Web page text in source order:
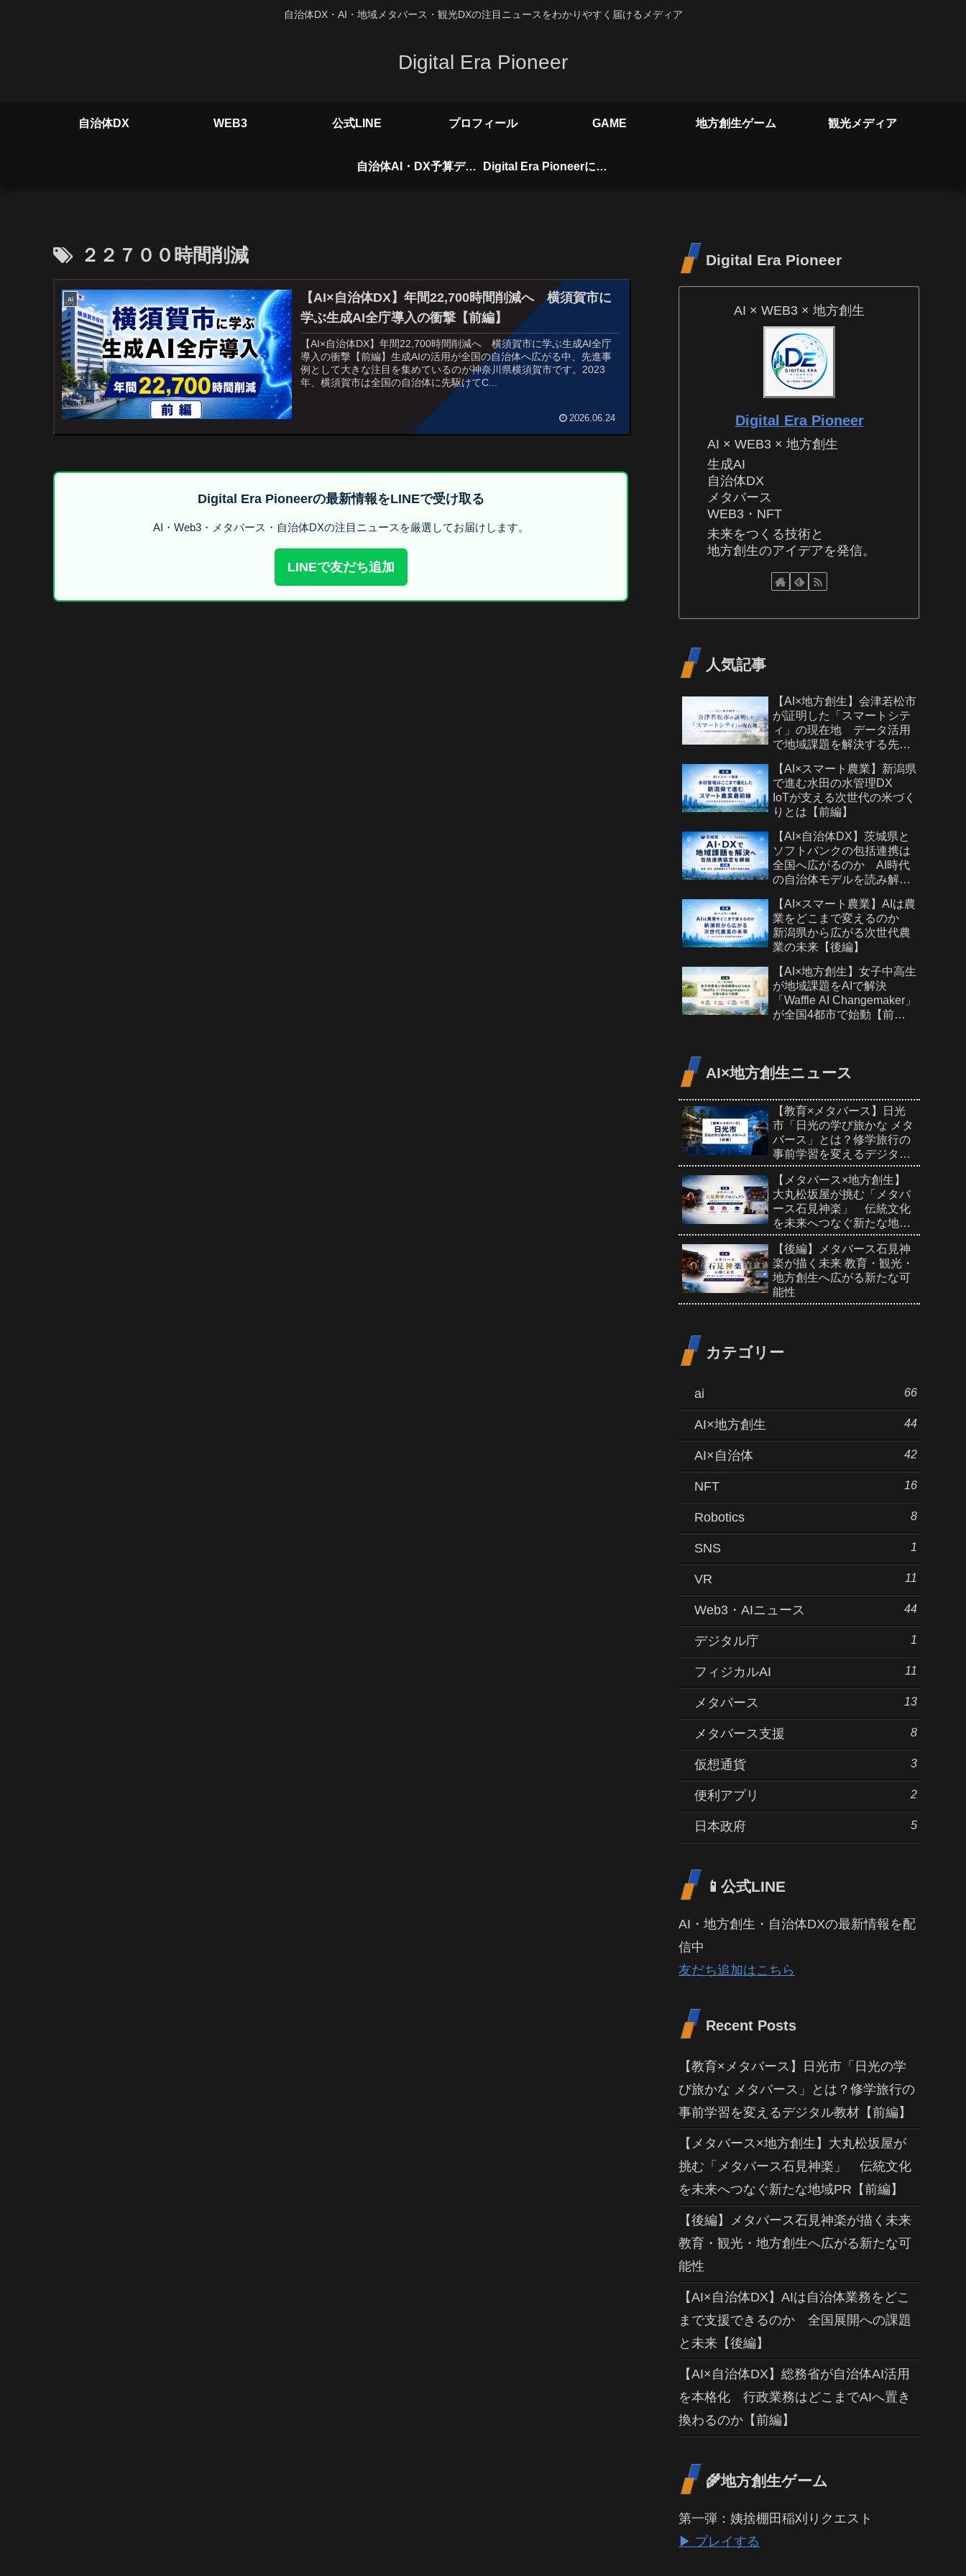
自治体DX・AI・地域メタバース・観光DXの注目ニュースをわかりやすく届けるメディア
Digital Era Pioneer
自治体DX WEB3 公式LINE プロフィール GAME 地方創生ゲーム 観光メディア
自治体AI・DX予算データベース Digital Era Pioneerについて
２２７００時間削減
ai
【AI×自治体DX】年間22,700時間削減へ 横須賀市に
学ぶ生成AI全庁導入の衝撃【前編】
【AI×自治体DX】年間22,700時間削減へ 横須賀市に学ぶ生成AI全庁
導入の衝撃【前編】生成AIの活用が全国の自治体へ広がる中、先進事
例として大きな注目を集めているのが神奈川県横須賀市です。2023
年、横須賀市は全国の自治体に先駆けてC...
2026.06.24
Digital Era Pioneerの最新情報をLINEで受け取る
AI・Web3・メタバース・自治体DXの注目ニュースを厳選してお届けします。
LINEで友だち追加
Digital Era Pioneer
AI × WEB3 × 地方創生
Digital Era Pioneer
AI × WEB3 × 地方創生
生成AI
自治体DX
メタバース
WEB3・NFT
未来をつくる技術と
地方創生のアイデアを発信。
人気記事
【AI×地方創生】会津若松市
が証明した「スマートシテ
ィ」の現在地 データ活用
で地域課題を解決する先進
【AI×スマート農業】新潟県
で進む水田の水管理DX
IoTが支える次世代の米づく
りとは【前編】
【AI×自治体DX】茨城県と
ソフトバンクの包括連携は
全国へ広がるのか AI時代
の自治体モデルを読み解く
【AI×スマート農業】AIは農
業をどこまで変えるのか
新潟県から広がる次世代農
業の未来【後編】
【AI×地方創生】女子中高生
が地域課題をAIで解決
「Waffle AI Changemaker」
が全国4都市で始動【前
AI×地方創生ニュース
【教育×メタバース】日光
市「日光の学び旅かな メタ
バース」とは？修学旅行の
事前学習を変えるデジタル
教材【前編】
【メタバース×地方創生】
大丸松坂屋が挑む「メタバ
ース石見神楽」 伝統文化
を未来へつなぐ新たな地域
PR【前編】
【後編】メタバース石見神
楽が描く未来 教育・観光・
地方創生へ広がる新たな可
能性
カテゴリー
ai 66
AI×地方創生 44
AI×自治体 42
NFT 16
Robotics 8
SNS 1
VR 11
Web3・AIニュース 44
デジタル庁 1
フィジカルAI 11
メタバース 13
メタバース支援 8
仮想通貨 3
便利アプリ 2
日本政府 5
📱公式LINE
AI・地方創生・自治体DXの最新情報を配
信中
友だち追加はこちら
Recent Posts
【教育×メタバース】日光市「日光の学
び旅かな メタバース」とは？修学旅行の
事前学習を変えるデジタル教材【前編】
【メタバース×地方創生】大丸松坂屋が
挑む「メタバース石見神楽」 伝統文化
を未来へつなぐ新たな地域PR【前編】
【後編】メタバース石見神楽が描く未来
教育・観光・地方創生へ広がる新たな可
能性
【AI×自治体DX】AIは自治体業務をどこ
まで支援できるのか 全国展開への課題
と未来【後編】
【AI×自治体DX】総務省が自治体AI活用
を本格化 行政業務はどこまでAIへ置き
換わるのか【前編】
🌾地方創生ゲーム
第一弾：姨捨棚田稲刈りクエスト
▶ プレイする